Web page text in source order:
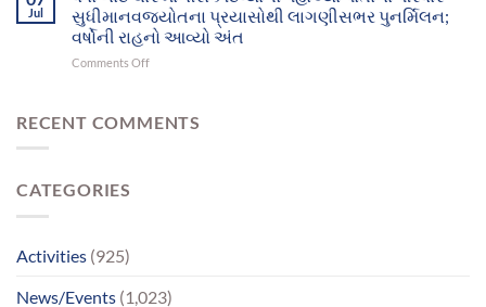
પિતાએ
માનસિક
મિલન
ખીલ્યો
ભક્તિ
અને
આનંદનો
Jul
સુધીમાનવજ્યોતના પ્રયાસોથી લાગણીસભર પુનર્મિલન;
વર્ષોની રાહનો આવ્યો અંત
Comments Offon
ચાર
વર્ષોની
RECENT COMMENTS
CATEGORIES
Activities (925)
News/Events (1,023)